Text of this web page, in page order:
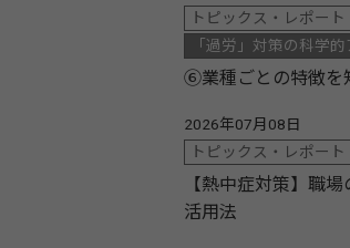
トピックス・レポート
「過労」対策の科学
⑥業種ごとの特徴を
2026年07月08日
トピックス・レポート
【熱中症対策】職
活用法